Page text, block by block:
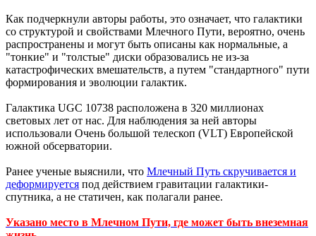
Как подчеркнули авторы работы, это означает, что галактики
со структурой и свойствами Млечного Пути, вероятно, очень
распространены и могут быть описаны как нормальные, а
"тонкие" и "толстые" диски образовались не из-за
катастрофических вмешательств, а путем "стандартного" пути
формирования и эволюции галактик.
Галактика UGC 10738 расположена в 320 миллионах
световых лет от нас. Для наблюдения за ней авторы
использовали Очень большой телескоп (VLT) Европейской
южной обсерватории.
Ранее ученые выяснили, что Млечный Путь скручивается и
деформируется под действием гравитации галактики-
спутника, а не статичен, как полагали ранее.
Указано место в Млечном Пути, где может быть внеземная